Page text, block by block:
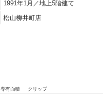
1991年1月／地上5階建て
松山柳井町店
専有面積 クリップ